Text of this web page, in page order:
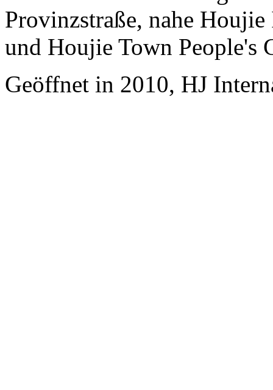
Provinzstraße, nahe
und Houjie Town People's
Geöffnet in 2010, HJ